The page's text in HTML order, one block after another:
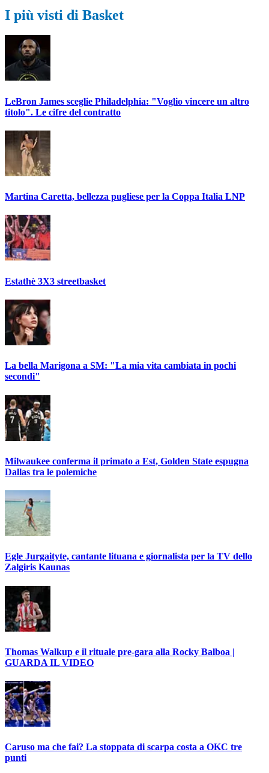
I più visti di Basket
LeBron James sceglie Philadelphia: "Voglio vincere un altro
titolo". Le cifre del contratto
Martina Caretta, bellezza pugliese per la Coppa Italia LNP
Estathè 3X3 streetbasket
La bella Marigona a SM: "La mia vita cambiata in pochi
secondi"
Milwaukee conferma il primato a Est, Golden State espugna
Dallas tra le polemiche
Egle Jurgaityte, cantante lituana e giornalista per la TV dello
Zalgiris Kaunas
Thomas Walkup e il rituale pre-gara alla Rocky Balboa |
GUARDA IL VIDEO
Caruso ma che fai? La stoppata di scarpa costa a OKC tre
punti